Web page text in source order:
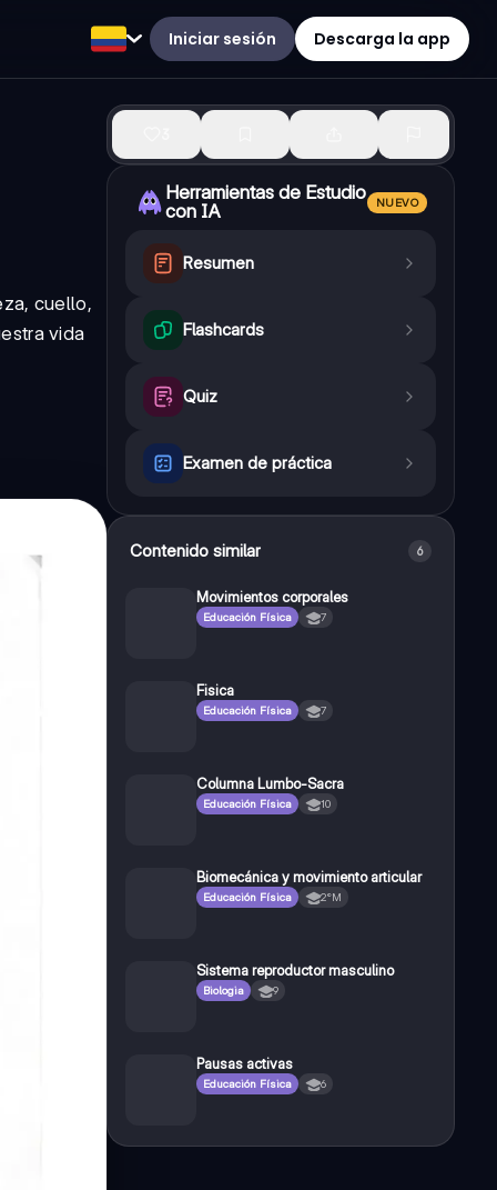
Iniciar sesión Descarga la app
cuello,
vida
Herramientas de Estudio
con IA
NUEVO
Resumen
Flashcards
Quiz
Examen de práctica
Contenido similar 6
Movimientos corporales
Educación Física 7
Fisica
Educación Física 7
Columna Lumbo-Sacra
Educación Física 10
Biomecánica y movimiento articular
Educación Física 2°M
Sistema reproductor masculino
Biologia 9
Pausas activas
Educación Física 6